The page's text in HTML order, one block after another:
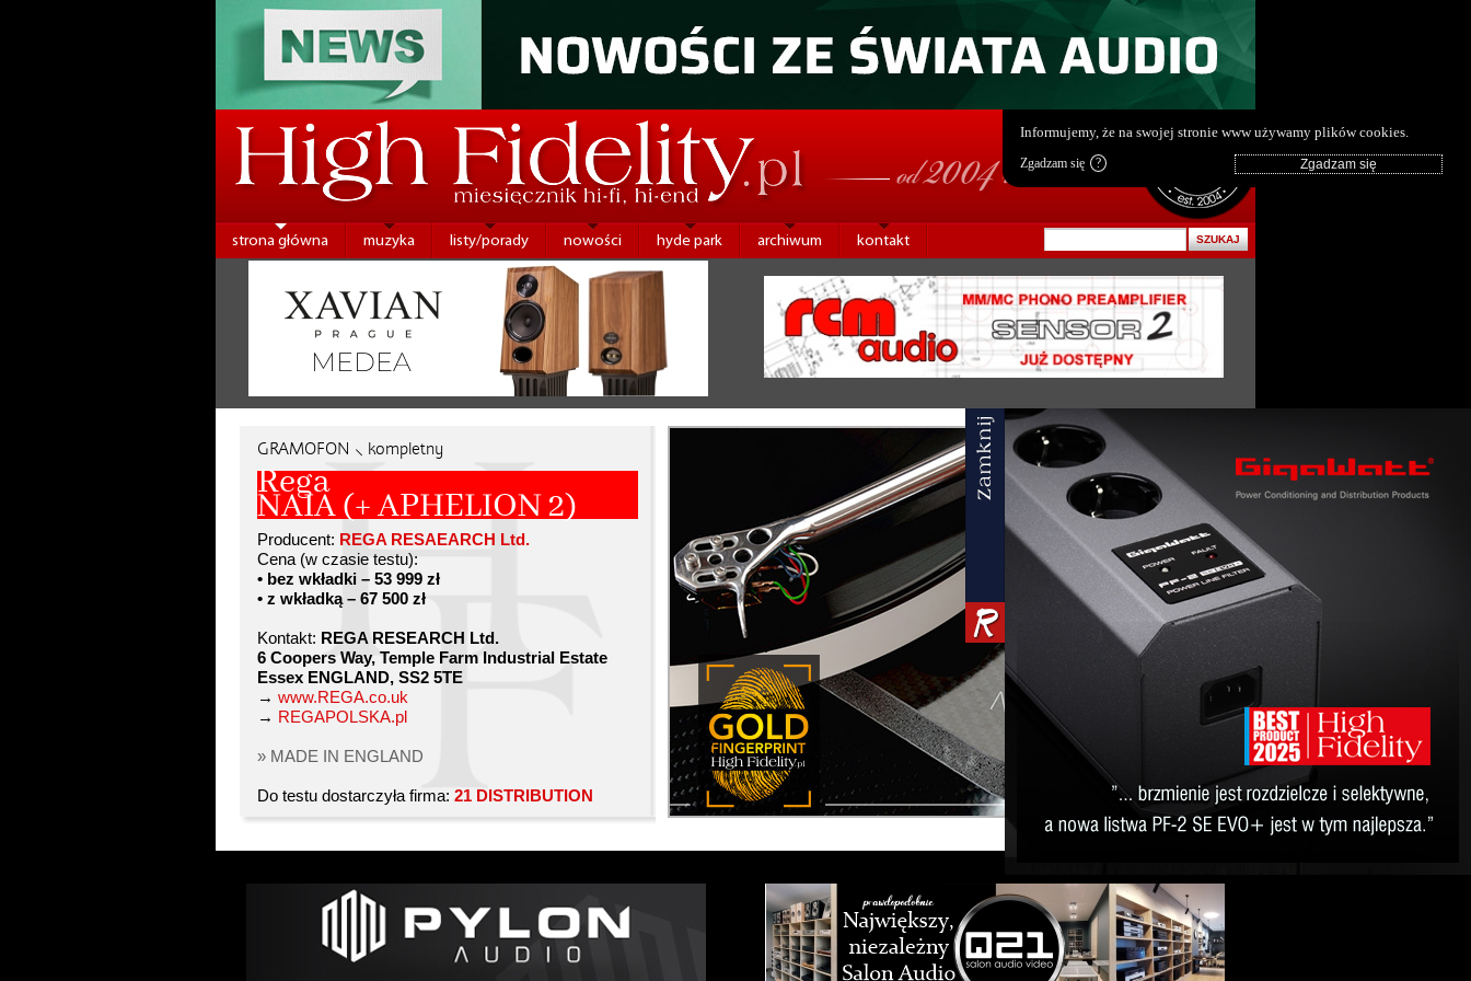
strona główna muzyka listy/porady nowości hyde park archiwum kontakt
GRAMOFON ⸜ kompletny
Rega
NAIA (+ APHELION 2)
Producent: REGA RESAEARCH Ltd.
Cena (w czasie testu):
• bez wkładki – 53 999 zł
• z wkładką – 67 500 zł
Kontakt: REGA RESEARCH Ltd.
6 Coopers Way, Temple Farm Industrial Estate
Essex ENGLAND, SS2 5TE
→ www.REGA.co.uk
→ REGAPOLSKA.pl
» MADE IN ENGLAND
Do testu dostarczyła firma: 21 DISTRIBUTION
Informujemy, że na swojej stronie www używamy plików cookies.
Zgadzam się ?